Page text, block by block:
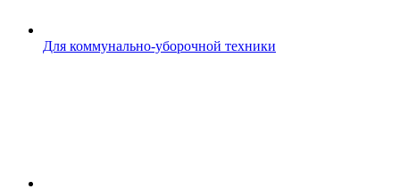
Для коммунально-уборочной техники